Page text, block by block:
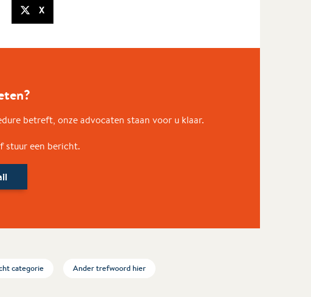
X
betreft, onze advocaten staan voor u klaar.
stuur een bericht.
categorie Ander trefwoord hier